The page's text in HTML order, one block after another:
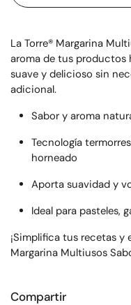
La Torre® Margarina
aroma de tus productos
suave y delicioso sin
adicional.
Sabor y aroma
Tecnología
horneado
Aporta suavidad y
Ideal para pasteles,
¡Simplifica tus recetas y
Margarina Multiusos
Compartir